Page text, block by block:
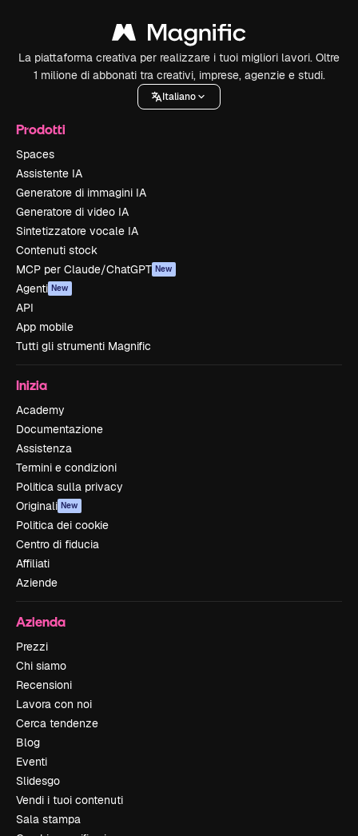
La piattaforma creativa per realizzare i tuoi migliori lavori. Oltre
1 milione di abbonati tra creativi, imprese, agenzie e studi.
Italiano
Prodotti
Spaces
Assistente IA
Generatore di immagini IA
Generatore di video IA
Sintetizzatore vocale IA
Contenuti stock
MCP per Claude/ChatGPT New
Agenti New
API
App mobile
Tutti gli strumenti Magnific
Inizia
Academy
Documentazione
Assistenza
Termini e condizioni
Politica sulla privacy
Originali New
Politica dei cookie
Centro di fiducia
Affiliati
Aziende
Azienda
Prezzi
Chi siamo
Recensioni
Lavora con noi
Cerca tendenze
Blog
Eventi
Slidesgo
Vendi i tuoi contenuti
Sala stampa